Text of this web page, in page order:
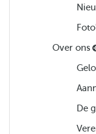
Over ons
De